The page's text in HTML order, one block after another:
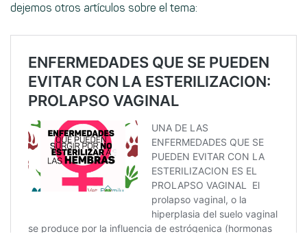
dejemos otros artículos sobre el tema: